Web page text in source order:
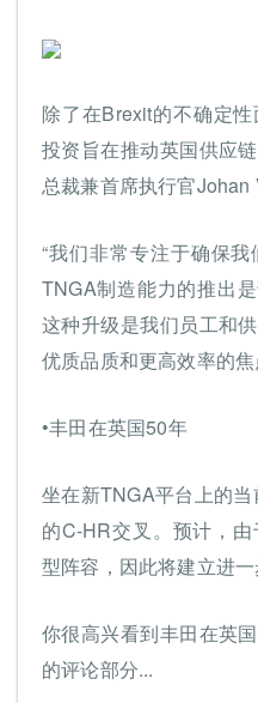
除了在Brexit的不确定
投资旨在推动英国供应
总裁兼首席执行官Johan
“我们非常专注于确保我
TNGA制造能力的推出
这种升级是我们员工和
优质品质和更高效率的焦
•丰田在英国50年
坐在新TNGA平台上的
的C-HR交叉。预计，
型阵容，因此将建立进一
你很高兴看到丰田在英
的评论部分...